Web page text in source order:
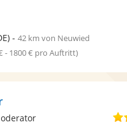
- 42 km von Neuwied
- 1800 € pro Auftritt)